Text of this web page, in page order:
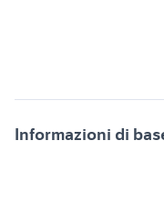
Informazioni di